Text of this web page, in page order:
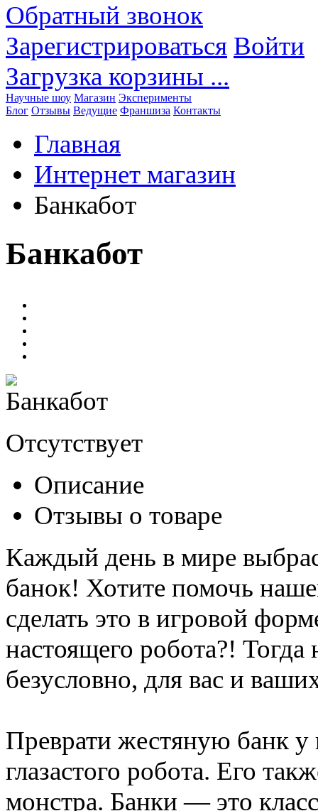
Обратный звонок
Зарегистрироваться Войти
Загрузка корзины ...
Научные шоу Магазин Эксперименты
Блог Отзывы Ведущие Франшиза Контакты
Главная
Интернет магазин
Банкабот
Банкабот
Отсутствует
Описание
Отзывы о товаре
Каждый день в мире
банок! Хотите помочь
сделать это в игровой
настоящего робота?!
безусловно, для вас и
Преврати жестяную банк
глазастого робота. Его
монстра. Банки — это